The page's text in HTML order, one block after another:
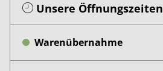
Unsere Öffnungszeiten
Warenübernahme